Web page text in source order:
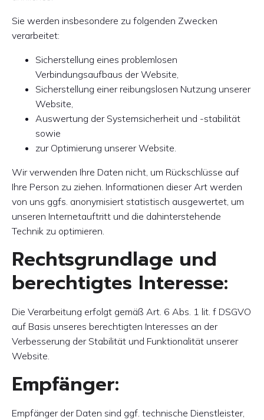
Sie werden insbesondere zu folgenden Zwecken
verarbeitet:
Sicherstellung eines problemlosen
Verbindungsaufbaus der Website,
Sicherstellung einer reibungslosen Nutzung unserer
Website,
Auswertung der Systemsicherheit und -stabilität
sowie
zur Optimierung unserer Website.
Wir verwenden Ihre Daten nicht, um Rückschlüsse auf
Ihre Person zu ziehen. Informationen dieser Art werden
von uns ggfs. anonymisiert statistisch ausgewertet, um
unseren Internetauftritt und die dahinterstehende
Technik zu optimieren.
Rechtsgrundlage und
berechtigtes Interesse:
Die Verarbeitung erfolgt gemäß Art. 6 Abs. 1 lit. f DSGVO
auf Basis unseres berechtigten Interesses an der
Verbesserung der Stabilität und Funktionalität unserer
Website.
Empfänger:
Empfänger der Daten sind ggf. technische Dienstleister,